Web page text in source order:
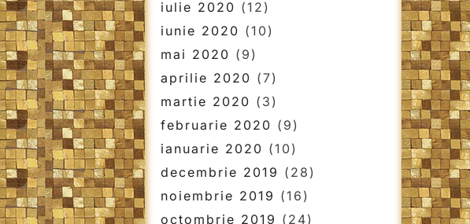
iulie 2020 (12)
iunie 2020 (10)
mai 2020 (9)
aprilie 2020 (7)
martie 2020 (3)
februarie 2020 (9)
ianuarie 2020 (10)
decembrie 2019 (28)
noiembrie 2019 (16)
octombrie 2019 (24)